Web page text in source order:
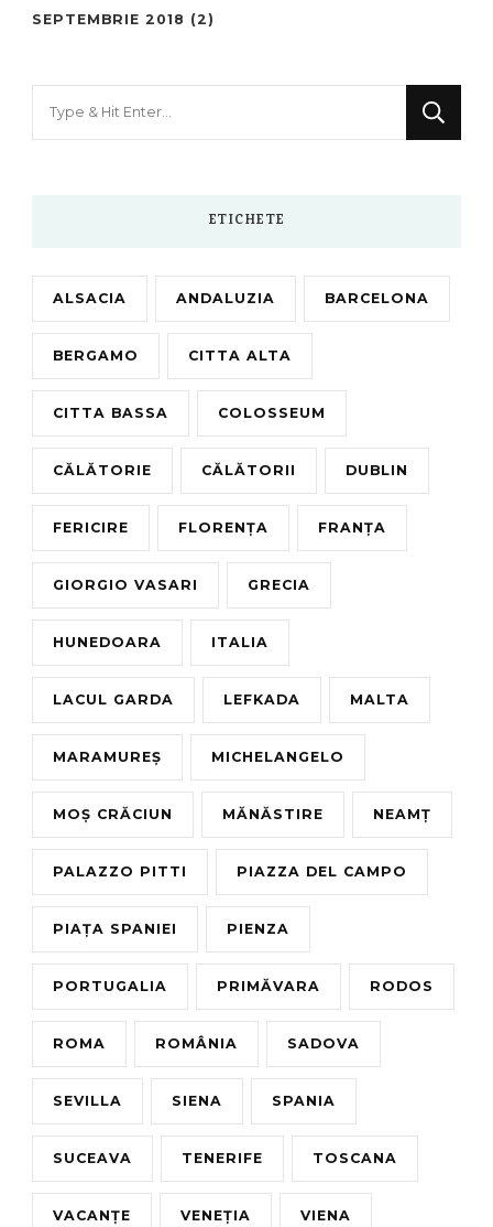
SEPTEMBRIE 2018 (2)
ETICHETE
ALSACIA ANDALUZIA BARCELONA
BERGAMO CITTA ALTA
CITTA BASSA COLOSSEUM
CĂLĂTORIE CĂLĂTORII DUBLIN
FERICIRE FLORENȚA FRANȚA
GIORGIO VASARI GRECIA
HUNEDOARA ITALIA
LACUL GARDA LEFKADA MALTA
MARAMUREȘ MICHELANGELO
MOȘ CRĂCIUN MĂNĂSTIRE NEAMȚ
PALAZZO PITTI PIAZZA DEL CAMPO
PIAȚA SPANIEI PIENZA
PORTUGALIA PRIMĂVARA RODOS
ROMA ROMÂNIA SADOVA
SEVILLA SIENA SPANIA
SUCEAVA TENERIFE TOSCANA
VACANȚE VENEȚIA VIENA